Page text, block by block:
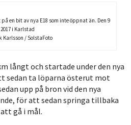
en bit av nya E18 som inte öppnat än. Den 9
i Karlstad
Karlsson / SolstaFoto
långt och startade under den nya
sedan ta löparna österut mot
upp på bron vid den nya
för att sedan springa tillbaka
gå i mål.